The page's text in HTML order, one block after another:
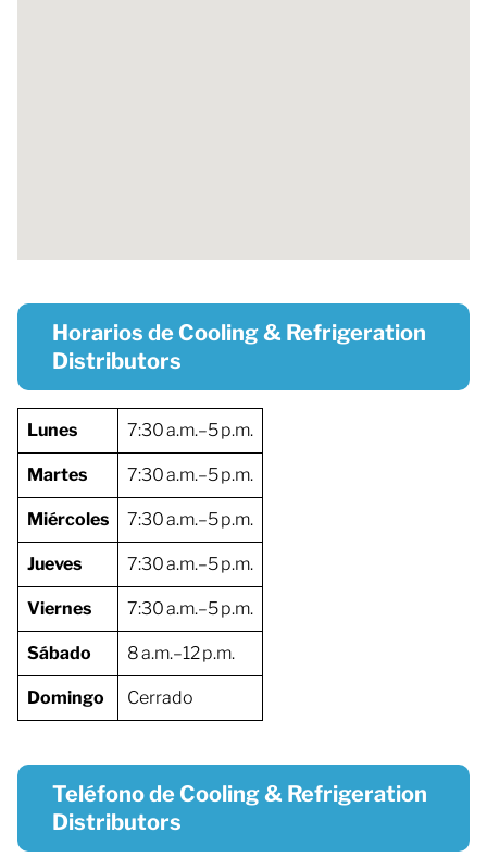
Horarios de Cooling & Refrigeration
Distributors
Lunes 7:30 a.m.–5 p.m.
Martes 7:30 a.m.–5 p.m.
Miércoles 7:30 a.m.–5 p.m.
Jueves 7:30 a.m.–5 p.m.
Viernes 7:30 a.m.–5 p.m.
Sábado 8 a.m.–12 p.m.
Domingo Cerrado
Teléfono de Cooling & Refrigeration
Distributors